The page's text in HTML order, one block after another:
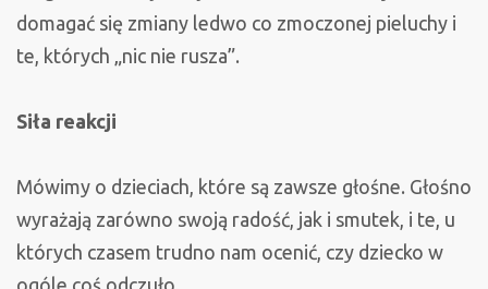
domagać się zmiany ledwo co zmoczonej pieluchy i
te, których „nic nie rusza”.
Siła reakcji
Mówimy o dzieciach, które są zawsze głośne. Głośno
wyrażają zarówno swoją radość, jak i smutek, i te, u
których czasem trudno nam ocenić, czy dziecko w
ogóle coś odczuło.